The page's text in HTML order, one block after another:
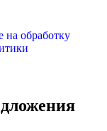
на обработку